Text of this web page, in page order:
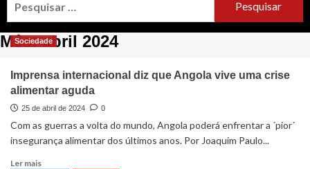
Mês:abril 2024
Sociedade
Imprensa internacional diz que Angola vive uma crise
alimentar aguda
25 de abril de 2024 0
Com as guerras a volta do mundo, Angola poderá enfrentar a ´pior´
insegurança alimentar dos últimos anos. Por Joaquim Paulo...
Ler mais